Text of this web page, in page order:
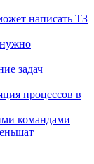
написать ТЗ
задач
процессов в
командами